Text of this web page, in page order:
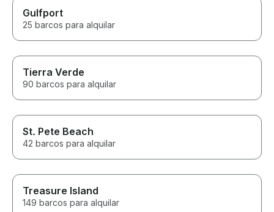
Gulfport
25 barcos para alquilar
Tierra Verde
90 barcos para alquilar
St. Pete Beach
42 barcos para alquilar
Treasure Island
149 barcos para alquilar